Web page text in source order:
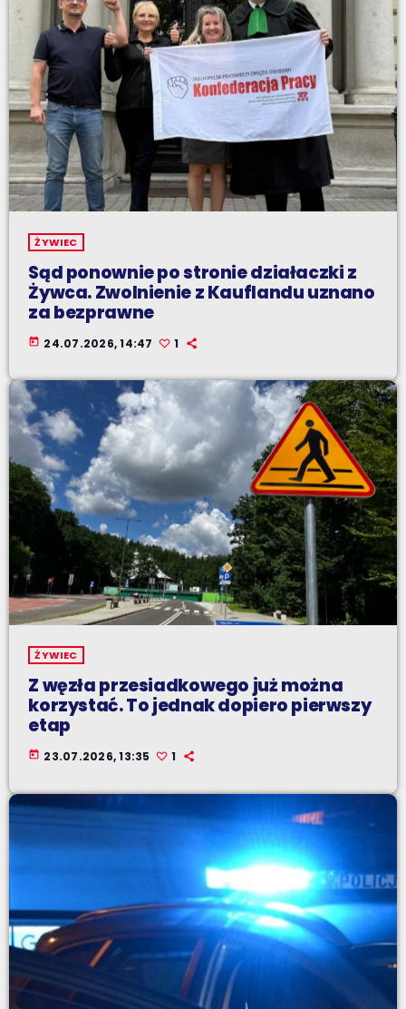
ŻYWIEC
Sąd ponownie po stronie działaczki z
Żywca. Zwolnienie z Kauflandu uznano
za bezprawne
today 24.07.2026, 14:47 1
ŻYWIEC
Z węzła przesiadkowego już można
korzystać. To jednak dopiero pierwszy
etap
today 23.07.2026, 13:35 1